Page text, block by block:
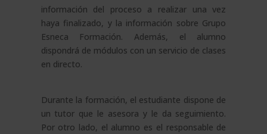
información del proceso a realizar una vez
haya finalizado, y la información sobre Grupo
Esneca Formación. Además, el alumno
dispondrá de módulos con un servicio de clases
en directo.
Durante la formación, el estudiante dispone de
un tutor que le asesora y le da seguimiento.
Por otro lado, el alumno es el responsable de